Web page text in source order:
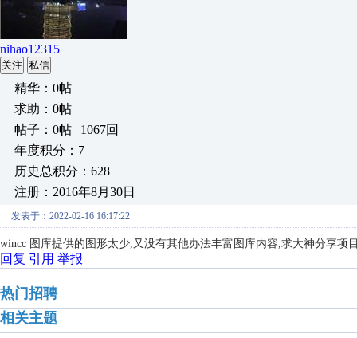
nihao12315
关注 私信
精华：0帖
求助：0帖
帖子：0帖 | 1067回
年度积分：7
历史总积分：628
注册：2016年8月30日
发表于：2022-02-16 16:17:22
wincc 图库提供的图形太少,又没有其他办法丰富图库内容,求大神分享项
回复 引用 举报
热门招聘
相关主题